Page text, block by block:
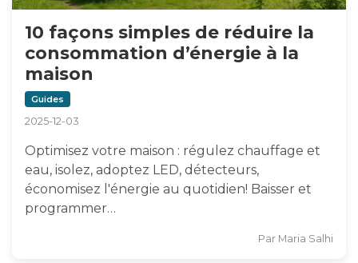
10 façons simples de réduire la
consommation d’énergie à la
maison
Guides
2025-12-03
Optimisez votre maison : régulez chauffage et
eau, isolez, adoptez LED, détecteurs,
économisez l'énergie au quotidien! Baisser et
programmer…
Par Maria Salhi